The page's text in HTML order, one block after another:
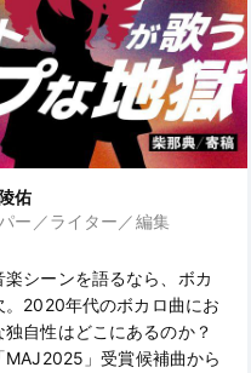
佑
ー／ライター／編集
シーンを語るなら、ボカ
。2020年代のボカロ曲にお
自性はどこにあるのか？
MAJ2025」受賞候補曲から